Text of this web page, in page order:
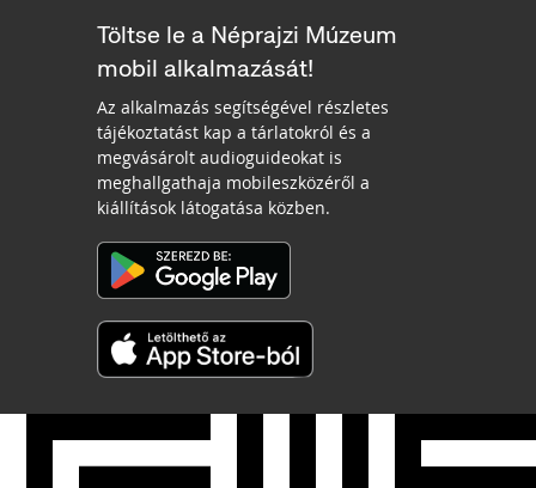
Töltse le a Néprajzi Múzeum
mobil alkalmazását!
Az alkalmazás segítségével részletes
tájékoztatást kap a tárlatokról és a
megvásárolt audioguideokat is
meghallgathaja mobileszközéről a
kiállítások látogatása közben.